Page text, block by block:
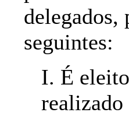
delegados,
seguintes:
I. É